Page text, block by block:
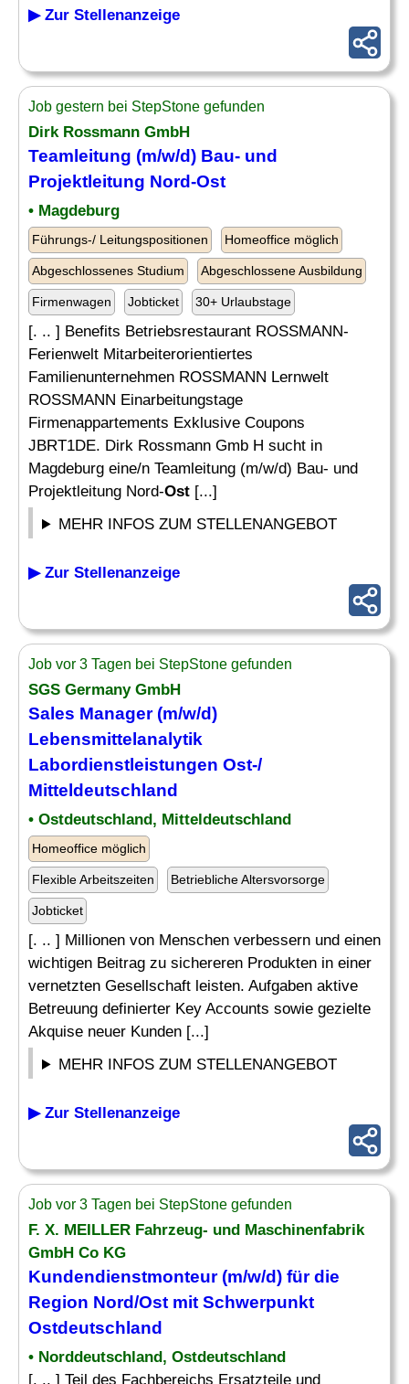
▶ Zur Stellenanzeige
Job gestern bei StepStone gefunden
Dirk Rossmann GmbH
Teamleitung (m/w/d) Bau- und
Projektleitung Nord-Ost
• Magdeburg
Führungs-/ Leitungspositionen Homeoffice möglich
Abgeschlossenes Studium Abgeschlossene Ausbildung
Firmenwagen Jobticket 30+ Urlaubstage
[. .. ] Benefits Betriebsrestaurant ROSSMANN-
Ferienwelt Mitarbeiterorientiertes
Familienunternehmen ROSSMANN Lernwelt
ROSSMANN Einarbeitungstage
Firmenappartements Exklusive Coupons
JBRT1DE. Dirk Rossmann Gmb H sucht in
Magdeburg eine/n Teamleitung (m/w/d) Bau- und
Projektleitung Nord-Ost [...]
MEHR INFOS ZUM STELLENANGEBOT
▶ Zur Stellenanzeige
Job vor 3 Tagen bei StepStone gefunden
SGS Germany GmbH
Sales Manager (m/w/d)
Lebensmittelanalytik
Labordienstleistungen Ost-/
Mitteldeutschland
• Ostdeutschland, Mitteldeutschland
Homeoffice möglich
Flexible Arbeitszeiten Betriebliche Altersvorsorge
Jobticket
[. .. ] Millionen von Menschen verbessern und einen
wichtigen Beitrag zu sichereren Produkten in einer
vernetzten Gesellschaft leisten. Aufgaben aktive
Betreuung definierter Key Accounts sowie gezielte
Akquise neuer Kunden [...]
MEHR INFOS ZUM STELLENANGEBOT
▶ Zur Stellenanzeige
Job vor 3 Tagen bei StepStone gefunden
F. X. MEILLER Fahrzeug- und Maschinenfabrik
GmbH Co KG
Kundendienstmonteur (m/w/d) für die
Region Nord/Ost mit Schwerpunkt
Ostdeutschland
• Norddeutschland, Ostdeutschland
[. .. ] Teil des Fachbereichs Ersatzteile und